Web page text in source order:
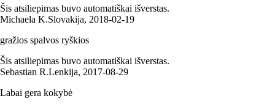
Šis atsiliepimas buvo automatiškai išverstas.
Michaela K.Slovakija, 2018‑02‑19
gražios spalvos ryškios
Šis atsiliepimas buvo automatiškai išverstas.
Sebastian R.Lenkija, 2017‑08‑29
Labai gera kokybė